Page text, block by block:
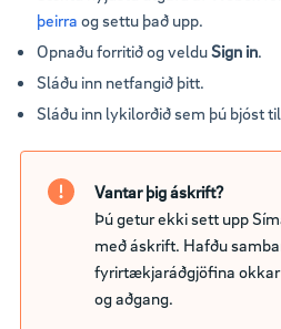
þeirra og settu það upp.
Opnaðu forritið og velduSign in.
Sláðu inn netfangið þitt.
Sláðu inn lykilorðið sem þú bjóst
Vantar þig áskrift?
Þú getur ekki sett upp
með áskrift. Hafðu
fyrirtækjaráðgjöfina
og aðgang.